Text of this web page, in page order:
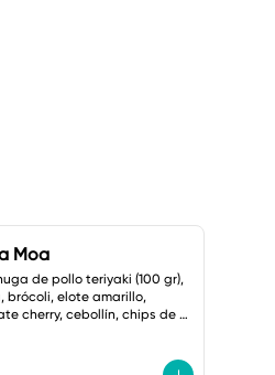
Moa
de pollo teriyaki (100 gr),
brócoli, elote amarillo,
cherry, cebollín, chips de